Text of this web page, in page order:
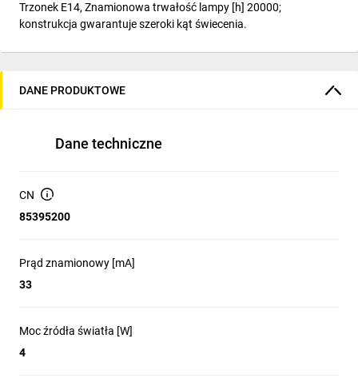
Trzonek E14, Znamionowa trwałość lampy [h] 20000;
konstrukcja gwarantuje szeroki kąt świecenia.
DANE PRODUKTOWE
Dane techniczne
CN
85395200
Prąd znamionowy [mA]
33
Moc źródła światła [W]
4